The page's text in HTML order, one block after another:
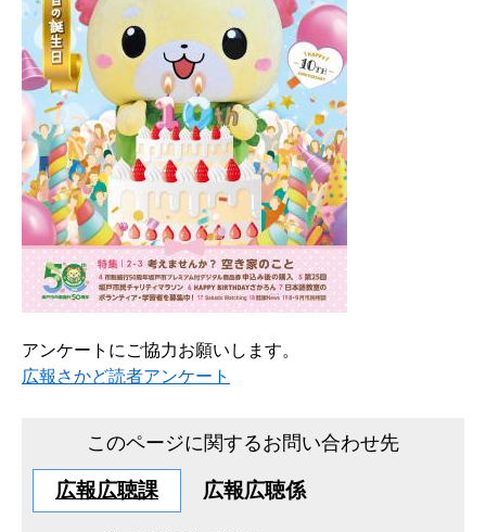
アンケートにご協力お願いします。
広報さかど読者アンケート
このページに関するお問い合わせ先
広報広聴課 広報広聴係